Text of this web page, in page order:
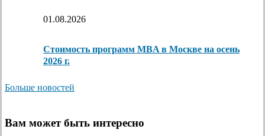
01.08.2026
Стоимость программ MBA в Москве на осень
2026 г.
Больше новостей
Вам может быть интересно